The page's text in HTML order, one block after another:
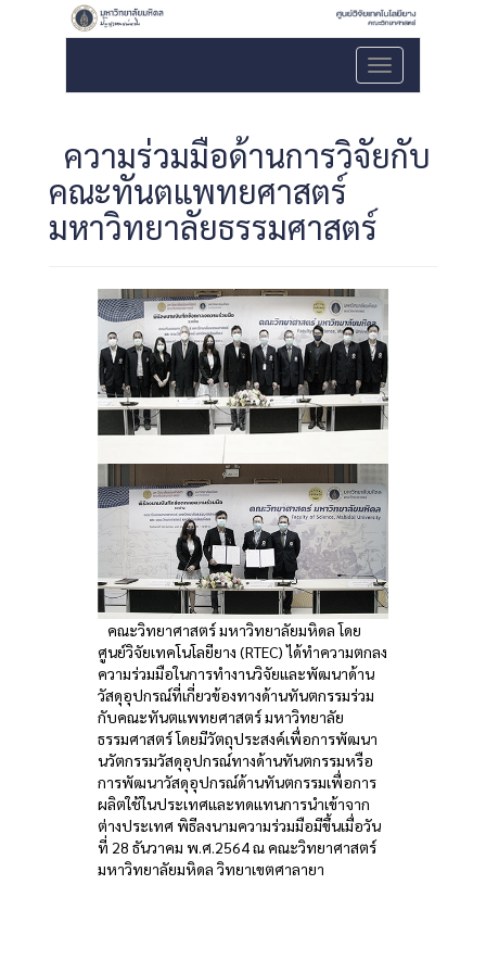
เมนู
ความร่วมมือด้านการวิจัยกับ
คณะทันตแพทยศาสตร์
มหาวิทยาลัยธรรมศาสตร์
คณะวิทยาศาสตร์ มหาวิทยาลัยมหิดล โดย
ศูนย์วิจัยเทคโนโลยียาง (RTEC) ได้ทำความตกลง
ความร่วมมือในการทำงานวิจัยและพัฒนาด้าน
วัสดุอุปกรณ์ที่เกี่ยวข้องทางด้านทันตกรรมร่วม
กับคณะทันตแพทยศาสตร์ มหาวิทยาลัย
ธรรมศาสตร์ โดยมีวัตถุประสงค์เพื่อการพัฒนา
นวัตกรรมวัสดุอุปกรณ์ทางด้านทันตกรรมหรือ
การพัฒนาวัสดุอุปกรณ์ด้านทันตกรรมเพื่อการ
ผลิตใช้ในประเทศและทดแทนการนำเข้าจาก
ต่างประเทศ พิธีลงนามความร่วมมือมีขึ้นเมื่อวัน
ที่ 28 ธันวาคม พ.ศ.2564 ณ คณะวิทยาศาสตร์
มหาวิทยาลัยมหิดล วิทยาเขตศาลายา